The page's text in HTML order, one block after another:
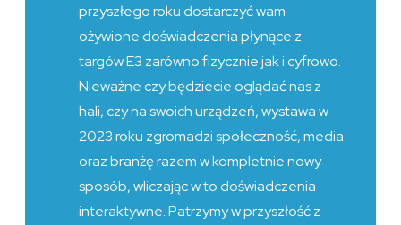
przyszłego roku dostarczyć wam
ożywione doświadczenia płynące z
targów E3 zarówno fizycznie jak i cyfrowo.
Nieważne czy będziecie oglądać nas z
hali, czy na swoich urządzeń, wystawa w
2023 roku zgromadzi społeczność, media
oraz branżę razem w kompletnie nowy
sposób, wliczając w to doświadczenia
interaktywne. Patrzymy w przyszłość z